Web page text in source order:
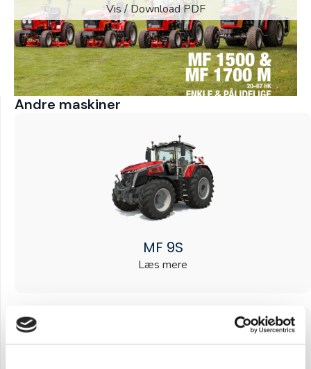
Vis / Download PDF
Andre maskiner
MF 9S
Læs mere